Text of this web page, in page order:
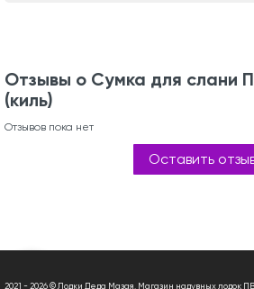
Отзывы о Сумка для слани
(киль)
Отзывов пока нет
Оставить
2021 - 2026 © Лодки Деда Мазая. Магазин надувных лодок